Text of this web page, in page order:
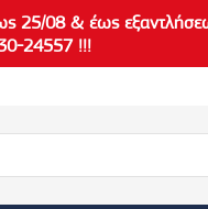
25/08& έως
24557!!!